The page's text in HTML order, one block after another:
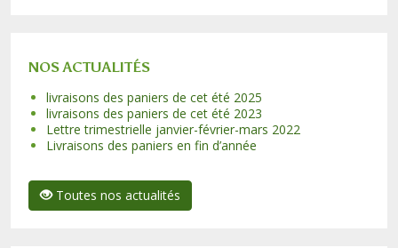
NOS ACTUALITÉS
livraisons des paniers de cet été 2025
livraisons des paniers de cet été 2023
Lettre trimestrielle janvier-février-mars 2022
Livraisons des paniers en fin d’année
Toutes nos actualités